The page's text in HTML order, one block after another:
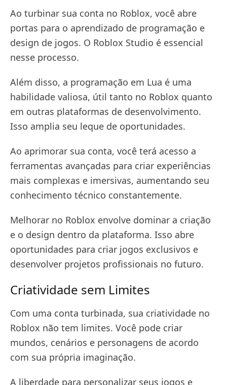
Ao turbinar sua conta no Roblox, você abre
portas para o aprendizado de programação e
design de jogos. O Roblox Studio é essencial
nesse processo.
Além disso, a programação em Lua é uma
habilidade valiosa, útil tanto no Roblox quanto
em outras plataformas de desenvolvimento.
Isso amplia seu leque de oportunidades.
Ao aprimorar sua conta, você terá acesso a
ferramentas avançadas para criar experiências
mais complexas e imersivas, aumentando seu
conhecimento técnico constantemente.
Melhorar no Roblox envolve dominar a criação
e o design dentro da plataforma. Isso abre
oportunidades para criar jogos exclusivos e
desenvolver projetos profissionais no futuro.
Criatividade sem Limites
Com uma conta turbinada, sua criatividade no
Roblox não tem limites. Você pode criar
mundos, cenários e personagens de acordo
com sua própria imaginação.
A liberdade para personalizar seus jogos e